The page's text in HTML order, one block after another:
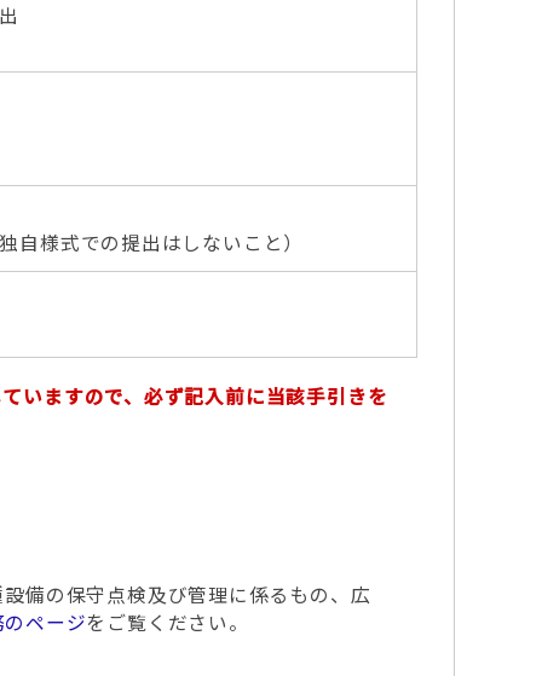
様式での提出はしないこと）
いますので、必ず記入前に当該手引きを
備の保守点検及び管理に係るもの、広
ページをご覧ください。